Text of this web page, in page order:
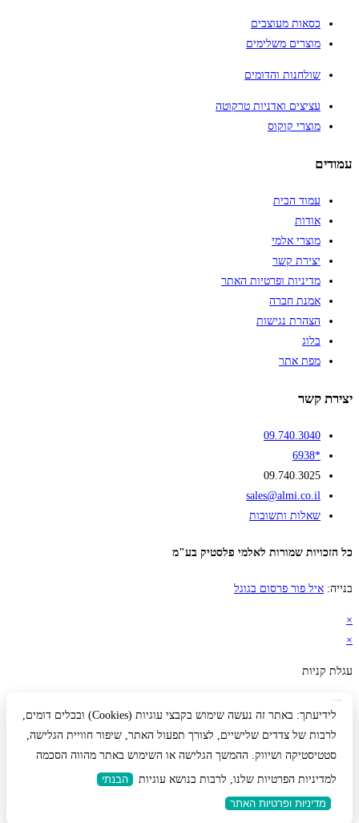
כסאות מעוצבים
מוצרים משלימים
שולחנות והדומים
עציצים ואדניות טרקוטה
מוצרי קוקוס
עמודים
עמוד הבית
אודות
מוצרי אלמי
יצירת קשר
מדיניות ופרטיות האתר
אמנת חברה
הצהרת נגישות
בלוג
מפת אתר
יצירת קשר
09.740.3040
*6938
09.740.3025
sales@almi.co.il
שאלות ותשובות
כל הזכויות שמורות לאלמי פלסטיק בע"מ
בנייה: איל פור פרסום בגוגל
×
×
עגלת קניות
לידיעתך: באתר זה נעשה שימוש בקבצי עוגיות (Cookies) ובכלים דומים,
לרבות של צדדים שלישיים, לצורך תפעול האתר, שיפור חוויית הגלישה,
סטטיסטיקה ושיווק. ההמשך הגלישה או השימוש באתר מהווה הסכמה
למדיניות הפרטיות שלנו, לרבות בנושא עוגיות
הבנתי
מדיניות ופרטיות האתר